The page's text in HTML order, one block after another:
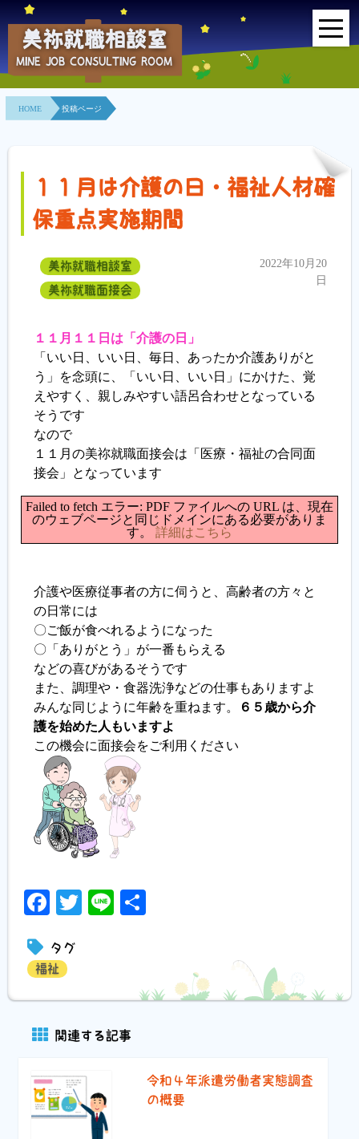
HOME
事業所紹介
相談室とは？
地域連携事業
各種セミナー
履歴書ジェネレーター
美祢就職相談室
MINE JOB CONSULTING ROOM
HOME 投稿ページ
１１月は介護の日・福祉人材確
保重点実施期間
美祢就職相談室
美祢就職面接会
2022年10月20
日
１１月１１日は「介護の日」
「いい日、いい日、毎日、あったか介護ありがと
う」を念頭に、「いい日、いい日」にかけた、覚
えやすく、親しみやすい語呂合わせとなっている
そうです
なので
１１月の美祢就職面接会は「医療・福祉の合同面
接会」となっています
Failed to fetch エラー: PDF ファイルへの URL は、現在
のウェブページと同じドメインにある必要がありま
す。 詳細はこちら
介護や医療従事者の方に伺うと、高齢者の方々と
の日常には
〇ご飯が食べれるようになった
〇「ありがとう」が一番もらえる
などの喜びがあるそうです
また、調理や・食器洗浄などの仕事もありますよ
みんな同じように年齢を重ねます。
６５歳から介
護を始めた人もいますよ
この機会に面接会をご利用ください
Facebook
Twitter
Line
タグ
福祉
関連する記事
令和４年派遣労働者実態調査
の概要